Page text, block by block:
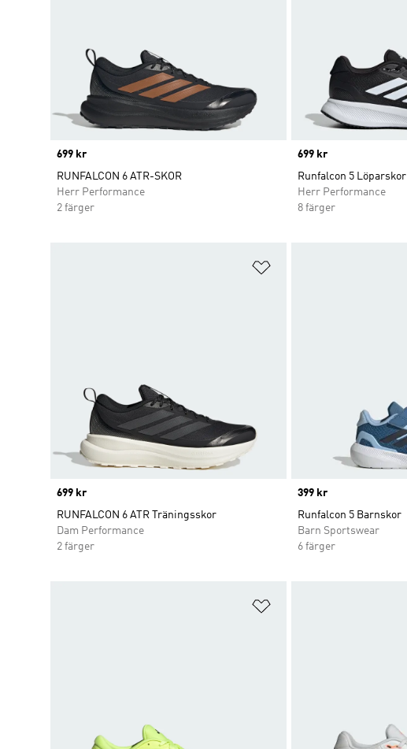
Price
699 kr
RUNFALCON 6 ATR-SKOR
Herr Performance
2 färger
Price
699 kr
Runfalcon 5 Löparskor
Herr Performance
8 färger
Price
699 kr
RUNFALCON 6 ATR Träningsskor
Dam Performance
2 färger
Price
399 kr
Runfalcon 5 Barnskor
Barn Sportswear
6 färger